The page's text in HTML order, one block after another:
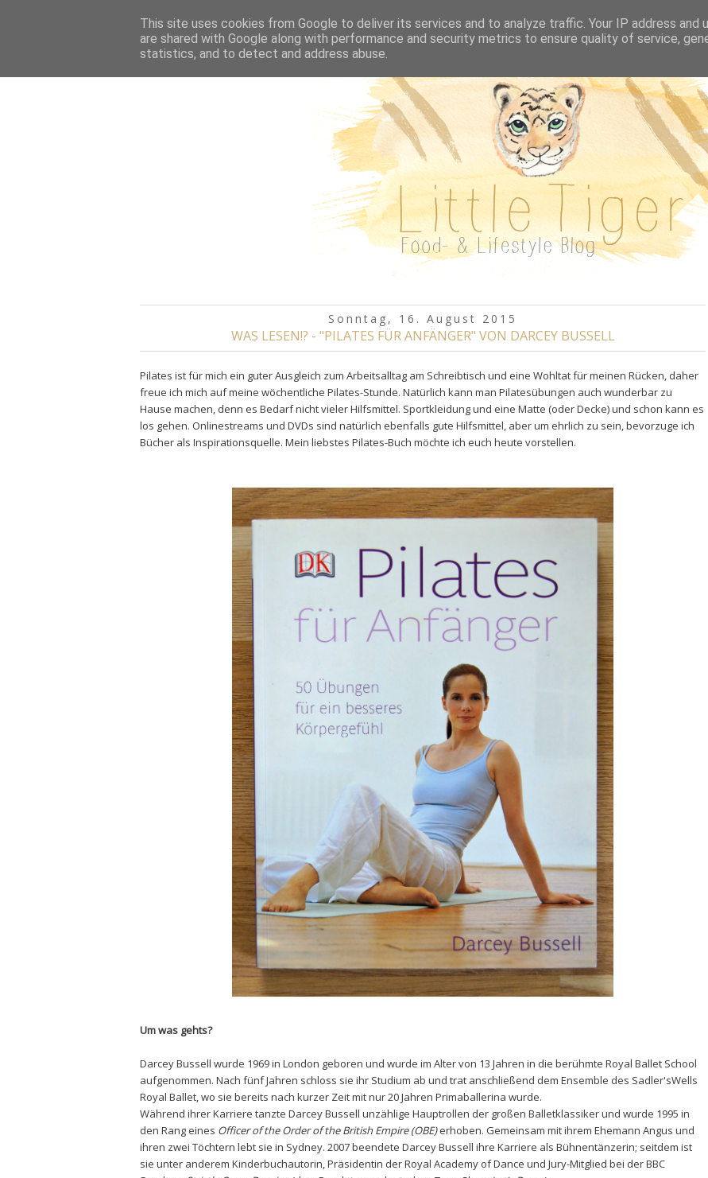
Sonntag, 16. August 2015
WAS LESEN!? - "PILATES FÜR ANFÄNGER" VON DARCEY BUSSELL
Pilates ist für mich ein guter Ausgleich zum Arbeitsalltag am Schreibtisch und eine Wohltat für meinen Rücken, daher
freue ich mich auf meine wöchentliche Pilates-Stunde. Natürlich kann man Pilatesübungen auch wunderbar zu
Hause machen, denn es Bedarf nicht vieler Hilfsmittel. Sportkleidung und eine Matte (oder Decke) und schon kann es
los gehen. Onlinestreams und DVDs sind natürlich ebenfalls gute Hilfsmittel, aber um ehrlich zu sein, bevorzuge ich
Bücher als Inspirationsquelle. Mein liebstes Pilates-Buch möchte ich euch heute vorstellen.
Um was gehts?
Darcey Bussell wurde 1969 in London geboren und wurde im Alter von 13 Jahren in die berühmte Royal Ballet School
aufgenommen. Nach fünf Jahren schloss sie ihr Studium ab und trat anschließend dem Ensemble des Sadler'sWells
Royal Ballet, wo sie bereits nach kurzer Zeit mit nur 20 Jahren Primaballerina wurde.
Während ihrer Karriere tanzte Darcey Bussell unzählige Hauptrollen der großen Balletklassiker und wurde 1995 in
den Rang eines Officer of the Order of the British Empire (OBE)erhoben. Gemeinsam mit ihrem Ehemann Angus und
ihren zwei Töchtern lebt sie in Sydney. 2007 beendete Darcey Bussell ihre Karriere als Bühnentänzerin; seitdem ist
sie unter anderem Kinderbuchautorin, Präsidentin der Royal Academy of Dance und Jury-Mitglied bei der BBC
This site uses cookies from Google to deliver its services and to analyze traffic. Your IP address and
are shared with Google along with performance and security metrics to ensure quality of service,
statistics, and to detect and address abuse.